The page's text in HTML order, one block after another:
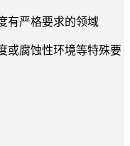
有严格要求的领域
或腐蚀性环境等特殊要